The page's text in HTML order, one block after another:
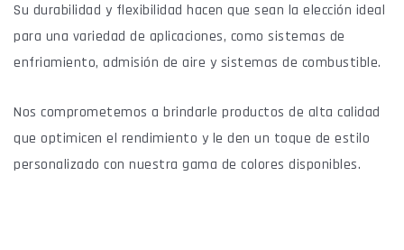
Su durabilidad y flexibilidad hacen que sean la elección ideal
para una variedad de aplicaciones, como sistemas de
enfriamiento, admisión de aire y sistemas de combustible.
Nos comprometemos a brindarle productos de alta calidad
que optimicen el rendimiento y le den un toque de estilo
personalizado con nuestra gama de colores disponibles.